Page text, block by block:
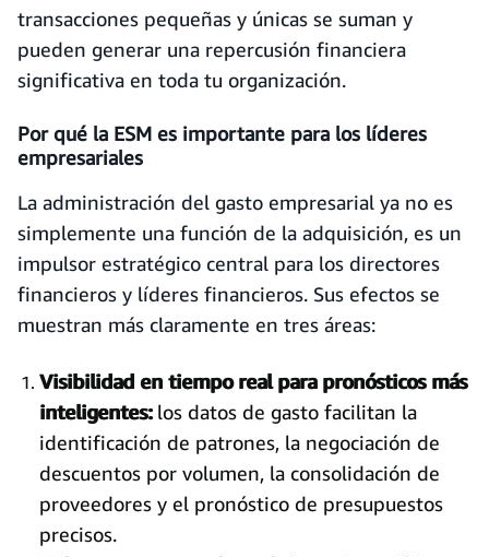
transacciones pequeñas y únicas se suman y
pueden generar una repercusión financiera
significativa en toda tu organización.
Por qué la ESM es importante para los líderes
empresariales
La administración del gasto empresarial ya no es
simplemente una función de la adquisición, es un
impulsor estratégico central para los directores
financieros y líderes financieros. Sus efectos se
muestran más claramente en tres áreas:
Visibilidad en tiempo real para pronósticos más
inteligentes:los datos de gasto facilitan la
identificación de patrones, la negociación de
descuentos por volumen, la consolidación de
proveedores y el pronóstico de presupuestos
precisos.